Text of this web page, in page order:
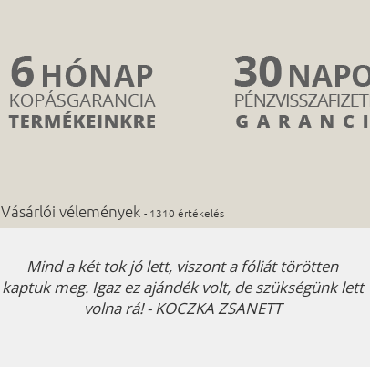
Vásárlói vélemények- 1310 értékelés
Mind a két tok jó lett, viszont a fóliát törötten
kaptuk meg. Igaz ez ajándék volt, de szükségünk lett
volna rá! - KOCZKA ZSANETT